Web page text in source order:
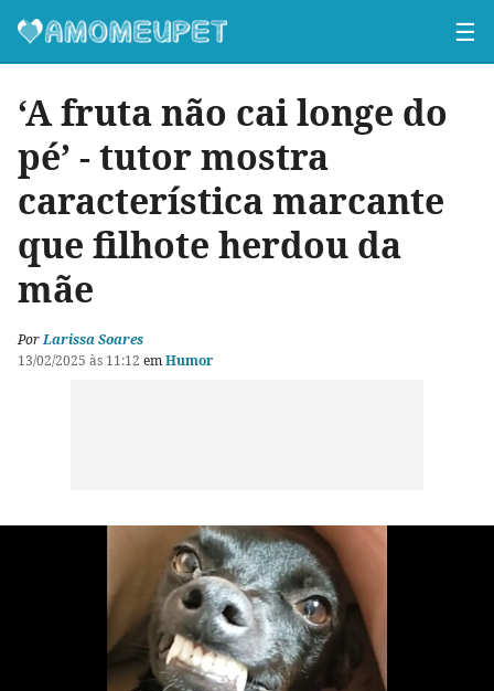
☰
‘A fruta não cai longe do
pé’ - tutor mostra
característica marcante
que filhote herdou da
mãe
PorLarissa Soares
13/02/2025 às 11:12 emHumor